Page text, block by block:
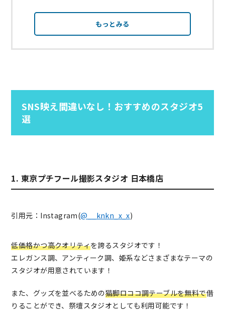
もっとみる
SNS映え間違いなし！おすすめのスタジオ5
選
1. 東京プチフール撮影スタジオ 日本橋店
引用元：Instagram(@__knkn_x_x)
低価格かつ高クオリティを誇るスタジオです！
エレガンス調、アンティーク調、姫系などさまざまなテーマの
スタジオが用意されています！
また、グッズを並べるための猫脚ロココ調テーブルを無料で借
りることができ、祭壇スタジオとしても利用可能です！